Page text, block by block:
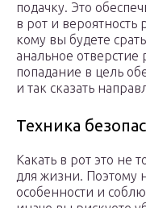
подачку. Это
в рот и вероятность
кому вы будете
анальное отверстие
попадание в цель
и так сказать
Техника
Какать в рот это не
для жизни. Поэтому
особенности и